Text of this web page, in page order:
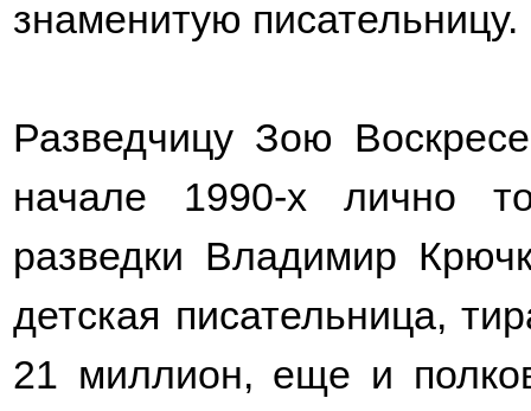
знаменитую писательницу.
Разведчицу Зою
начале 1990-х лично
разведки Владимир
детская писательница,
21 миллион, еще и